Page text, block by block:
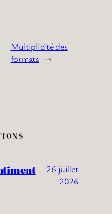
Multiplicité des
formats →
26 juillet
2026